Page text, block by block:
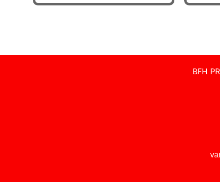
BFH